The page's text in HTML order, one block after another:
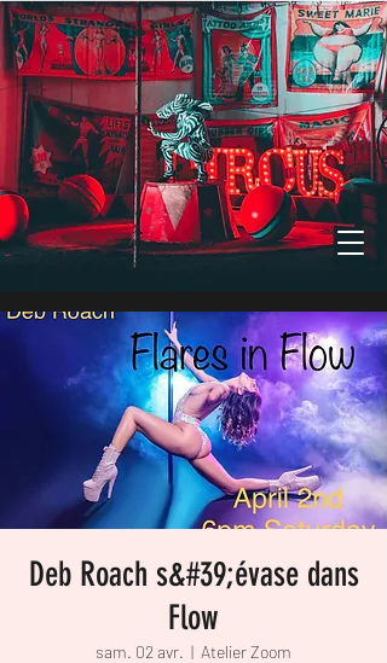
Deb Roach s&#39;évase dans
Flow
sam. 02 avr.
  |
Atelier Zoom